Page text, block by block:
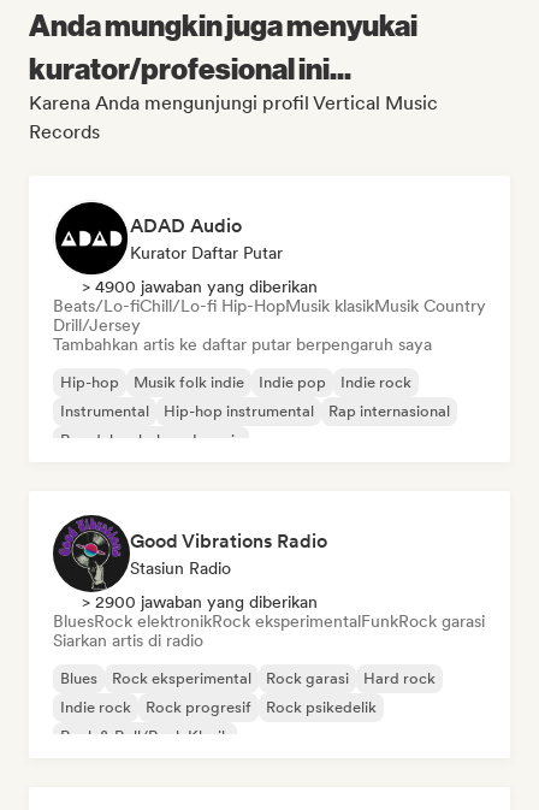
Anda mungkin juga menyukai
kurator/profesional ini...
Karena Anda mengunjungi profil Vertical Music
Records
ADAD Audio
Kurator Daftar Putar
> 4900 jawaban yang diberikan
Beats/Lo-fiChill/Lo-fi Hip-HopMusik klasikMusik Country
Drill/Jersey
Tambahkan artis ke daftar putar berpengaruh saya
Hip-hop Musik folk indie Indie pop
Indie rock
Instrumental
Hip-hop instrumental
Rap internasional
Rap dalam bahasa Inggris
Good Vibrations Radio
Stasiun Radio
> 2900 jawaban yang diberikan
BluesRock elektronikRock eksperimentalFunkRock garasi
Siarkan artis di radio
Blues Rock eksperimental Rock garasi
Hard rock
Indie rock
Rock progresif
Rock psikedelik
Rock & Roll/Rock Klasik